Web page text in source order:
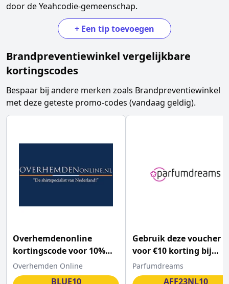
door de Yeahcodie-gemeenschap.
+ Een tip toevoegen
Brandpreventiewinkel vergelijkbare
kortingscodes
Bespaar bij andere merken zoals Brandpreventiewinkel
met deze geteste promo-codes (vandaag geldig).
Overhemdenonline
kortingscode voor 10%
korting op ALLES
Overhemden Online
BLUE10
Gebruik deze voucher
voor €10 korting bij
Parfumdreams
Parfumdreams
AFF23NL10